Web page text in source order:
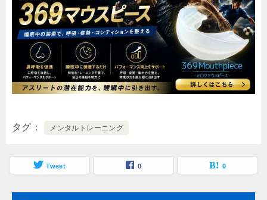
タグ メンタルトレーニング
Tweet 0 0